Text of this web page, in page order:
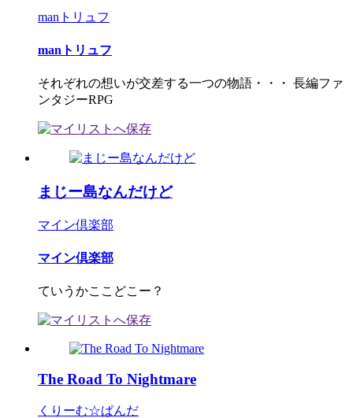
manトリュフ
manトリュフ
それぞれの想いが交差する一つの物語・・・ 長編ファ
ンタジーRPG
まじー島なんだけど
マイン倶楽部
マイン倶楽部
ていうかここどこー？
The Road To Nightmare
くりーむ☆ぱんだ